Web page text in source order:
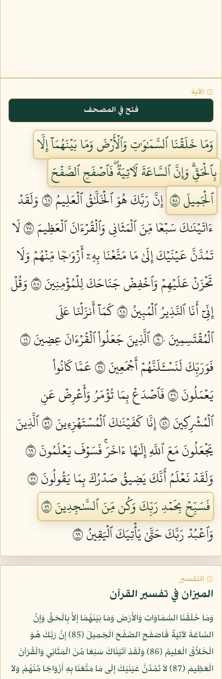
۞ الآية
فتح في المصحف
وَمَا خَلَقۡنَا ٱلسَّمَٰوَٰتِ وَٱلۡأَرۡضَ وَمَا بَيۡنَهُمَآ إِلَّا
بِٱلۡحَقِّۗ وَإِنَّ ٱلسَّاعَةَ لَأٓتِيَةٞۖ فَٱصۡفَحِ ٱلصَّفۡحَ
ٱلۡجَمِيلَ ٨٥
إِنَّ رَبَّكَ هُوَ ٱلۡخَلَّٰقُ ٱلۡعَلِيمُ ٨٦
وَلَقَدۡ
ءَاتَيۡنَٰكَ سَبۡعٗا مِّنَ ٱلۡمَثَانِي وَٱلۡقُرۡءَانَ ٱلۡعَظِيمَ ٨٧
لَا
تَمُدَّنَّ عَيۡنَيۡكَ إِلَىٰ مَا مَتَّعۡنَا بِهِۦٓ أَزۡوَٰجٗا مِّنۡهُمۡ وَلَا
تَحۡزَنۡ عَلَيۡهِمۡ وَٱخۡفِضۡ جَنَاحَكَ لِلۡمُؤۡمِنِينَ ٨٨
وَقُلۡ
إِنِّيٓ أَنَا ٱلنَّذِيرُ ٱلۡمُبِينُ ٨٩
كَمَآ أَنزَلۡنَا عَلَى
ٱلۡمُقۡتَسِمِينَ ٩٠
ٱلَّذِينَ جَعَلُواْ ٱلۡقُرۡءَانَ عِضِينَ ٩١
فَوَرَبِّكَ لَنَسۡـَٔلَنَّهُمۡ أَجۡمَعِينَ ٩٢
عَمَّا كَانُواْ
يَعۡمَلُونَ ٩٣
فَٱصۡدَعۡ بِمَا تُؤۡمَرُ وَأَعۡرِضۡ عَنِ
ٱلۡمُشۡرِكِينَ ٩٤
إِنَّا كَفَيۡنَٰكَ ٱلۡمُسۡتَهۡزِءِينَ ٩٥
ٱلَّذِينَ
يَجۡعَلُونَ مَعَ ٱللَّهِ إِلَٰهًا ءَاخَرَۚ فَسَوۡفَ يَعۡلَمُونَ ٩٦
وَلَقَدۡ نَعۡلَمُ أَنَّكَ يَضِيقُ صَدۡرُكَ بِمَا يَقُولُونَ ٩٧
فَسَبِّحۡ بِحَمۡدِ رَبِّكَ وَكُن مِّنَ ٱلسَّٰجِدِينَ ٩٨
وَٱعۡبُدۡ رَبَّكَ حَتَّىٰ يَأۡتِيَكَ ٱلۡيَقِينُ ٩٩
۞ التفسير
الميزان في تفسير القرآن
وَمَا خَلَقْنَا السَّمَاوَاتِ وَالأَرْضَ وَمَا بَيْنَهُمَا إِلاَّ بِالْحَقِّ وَإِنَّ
السَّاعَةَ لآتِيَةٌ فَاصْفَحِ الصَّفْحَ الْجَمِيلَ (85) إِنَّ رَبَّكَ هُوَ
الْخَلاَّقُ الْعَلِيمُ (86) وَلَقَدْ آتَيْنَاكَ سَبْعًا مِّنَ الْمَثَانِي وَالْقُرْآنَ
الْعَظِيمَ (87) لاَ تَمُدَّنَّ عَيْنَيْكَ إِلَى مَا مَتَّعْنَا بِهِ أَزْوَاجًا مِّنْهُمْ وَلاَ